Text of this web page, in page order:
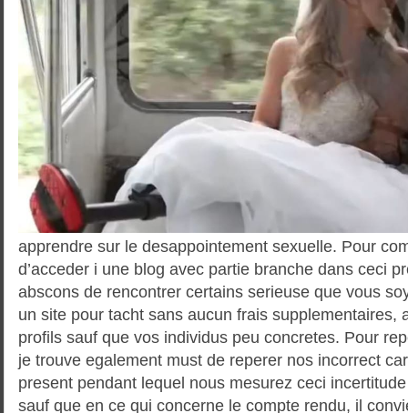
apprendre sur le desappointement sexuelle. Pour
d’acceder i une blog avec partie branche dans ceci
abscons de rencontrer certains serieuse que vous
un site pour tacht sans aucun frais supplementaires,
profils sauf que vos individus peu concretes. Pour
je trouve egalement must de reperer nos incorrect
present pendant lequel nous mesurez ceci
sauf que en ce qui concerne le compte rendu, il